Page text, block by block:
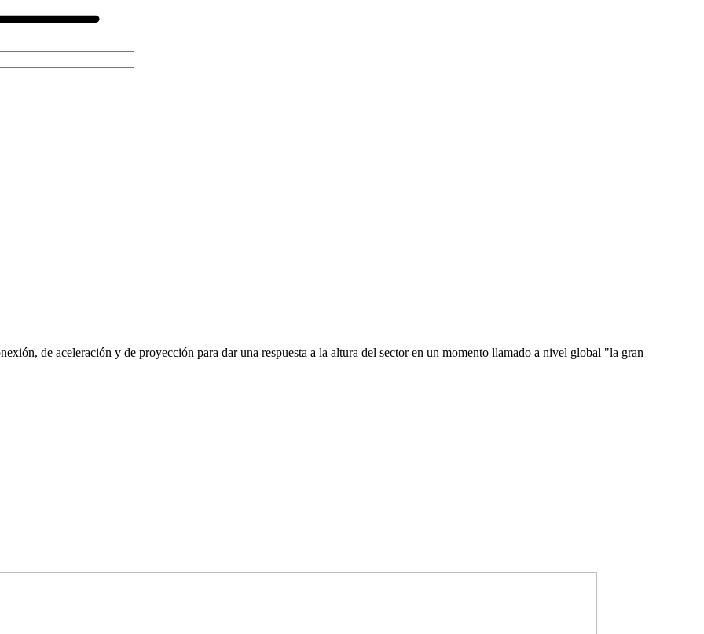
de aceleración y de proyección para dar una respuesta a la altura del sector en un momento llamado a nivel global "la gran